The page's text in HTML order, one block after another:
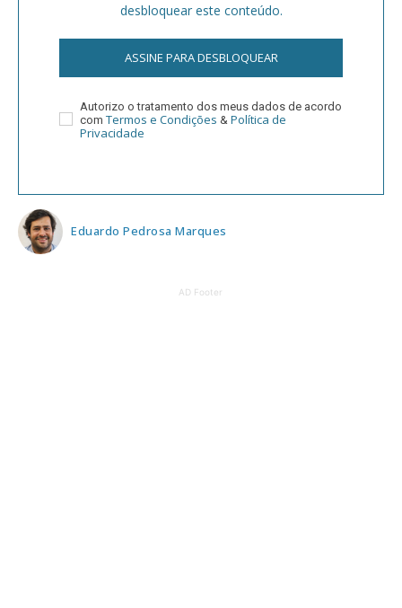
desbloquear este conteúdo.
ASSINE PARA DESBLOQUEAR
Autorizo o tratamento dos meus dados de acordo
com Termos e Condições & Política de
Privacidade
Eduardo Pedrosa Marques
AD Footer